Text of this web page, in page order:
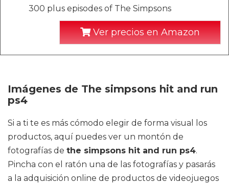
300 plus episodes of The Simpsons
Ver precios en Amazon
Imágenes de The simpsons hit and run
ps4
Si a ti te es más cómodo elegir de forma visual los
productos, aquí puedes ver un montón de
fotografías de the simpsons hit and run ps4.
Pincha con el ratón una de las fotografías y pasarás
a la adquisición online de productos de videojuegos